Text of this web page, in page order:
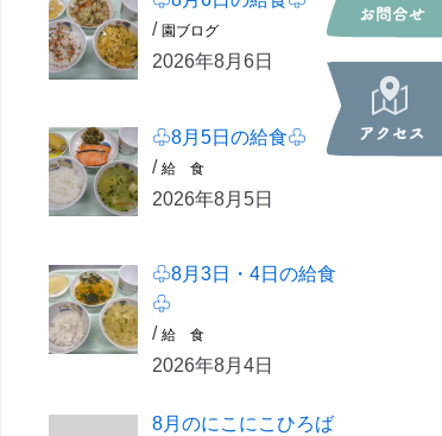
/ 園ブログ
2026年8月6日
♧8月5日の給食♧
/ 給 食
2026年8月5日
♧8月3日・4日の給食
♧
/ 給 食
2026年8月4日
8月のにこにこひろば